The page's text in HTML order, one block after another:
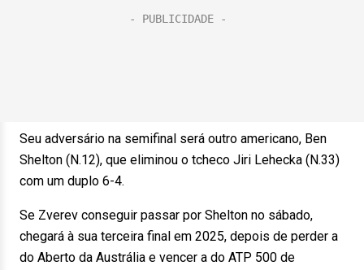
Seu adversário na semifinal será outro americano, Ben
Shelton (N.12), que eliminou o tcheco Jiri Lehecka (N.33)
com um duplo 6-4.
Se Zverev conseguir passar por Shelton no sábado,
chegará à sua terceira final em 2025, depois de perder a
do Aberto da Austrália e vencer a do ATP 500 de